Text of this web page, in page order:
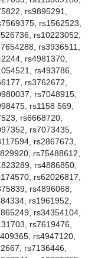
rs9895291,
rs1562523,
rs10223052,
rs3936511,
rs4981370,
rs493786,
rs3762672,
rs7048915,
rs1158 569,
rs6668720,
rs7073435,
rs2867673,
rs75488612,
rs4886850,
rs62026817,
rs4896068,
rs1961952,
rs34354104,
rs7619476,
rs4947120,
rs7136446,